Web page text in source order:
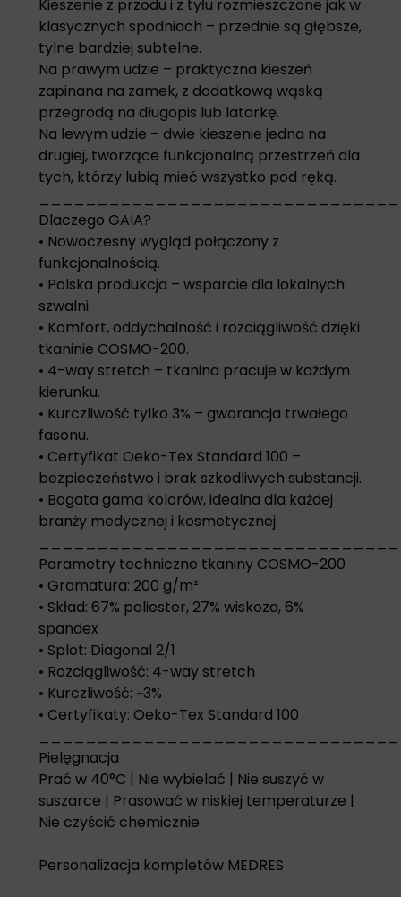
Kieszenie z przodu i z tyłu rozmieszczone jak w
klasycznych spodniach – przednie są głębsze,
tylne bardziej subtelne.
Na prawym udzie – praktyczna kieszeń
zapinana na zamek, z dodatkową wąską
przegrodą na długopis lub latarkę.
Na lewym udzie – dwie kieszenie jedna na
drugiej, tworzące funkcjonalną przestrzeń dla
tych, którzy lubią mieć wszystko pod ręką.
Dlaczego GAIA?
• Nowoczesny wygląd połączony z
funkcjonalnością.
• Polska produkcja – wsparcie dla lokalnych
szwalni.
• Komfort, oddychalność i rozciągliwość dzięki
tkaninie COSMO-200.
• 4-way stretch – tkanina pracuje w każdym
kierunku.
• Kurczliwość tylko 3% – gwarancja trwałego
fasonu.
• Certyfikat Oeko-Tex Standard 100 –
bezpieczeństwo i brak szkodliwych substancji.
• Bogata gama kolorów, idealna dla każdej
branży medycznej i kosmetycznej.
Parametry techniczne tkaniny COSMO-200
• Gramatura: 200 g/m²
• Skład: 67% poliester, 27% wiskoza, 6%
spandex
• Splot: Diagonal 2/1
• Rozciągliwość: 4-way stretch
• Kurczliwość: ~3%
• Certyfikaty: Oeko-Tex Standard 100
Pielęgnacja
Prać w 40°C | Nie wybielać | Nie suszyć w
suszarce | Prasować w niskiej temperaturze |
Nie czyścić chemicznie
Personalizacja kompletów MEDRES